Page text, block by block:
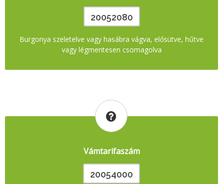
20052080
Burgonya szeletelve vagy hasábra vágva, elősütve, hűtve
vagy légmentesen csomagolva
Vámtarifaszám
20054000